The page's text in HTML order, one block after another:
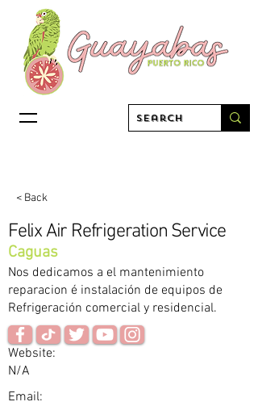
< Back
Felix Air Refrigeration Service
Caguas
Nos dedicamos a el mantenimiento
reparacion é instalación de equipos de
Refrigeración comercial y residencial.
Website:
N/A
Email: